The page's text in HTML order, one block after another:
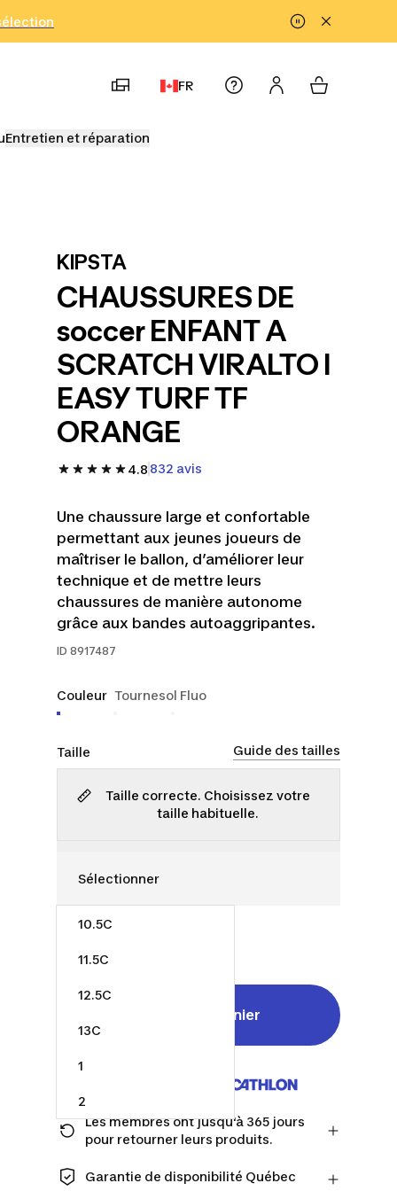
FR
Entretien et réparation
KIPSTA
CHAUSSURES DE
soccer ENFANT A
SCRATCH VIRALTO I
EASY TURF TF
ORANGE
4.8 832 avis
Une chaussure large et confortable
permettant aux jeunes joueurs de
maîtriser le ballon, d’améliorer leur
technique et de mettre leurs
chaussures de manière autonome
grâce aux bandes autoaggripantes.
ID 8917487
Couleur Tournesol Fluo
Taille Guide des tailles
Taille correcte. Choisissez votre
taille habituelle.
10.5C
11.5C
12.5C
13C
1
2
2.5
Ajouter au panier
Les membres ont jusqu'à 365 jours
pour retourner leurs produits.
et obtenez plus de temps pour
Garantie de disponibilité Québec